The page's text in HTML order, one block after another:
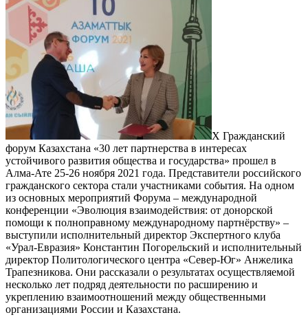
Х Гражданский
форум Казахстана «30 лет партнерства в интересах
устойчивого развития общества и государства» прошел в
Алма-Ате 25-26 ноября 2021 года. Представители российского
гражданского сектора стали участниками события. На одном
из основных мероприятий Форума – международной
конференции «Эволюция взаимодействия: от донорской
помощи к полноправному международному партнёрству» –
выступили исполнительный директор Экспертного клуба
«Урал-Евразия» Константин Погорельский и исполнительный
директор Политологического центра «Север-Юг» Анжелика
Трапезникова. Они рассказали о результатах осуществляемой
несколько лет подряд деятельности по расширению и
укреплению взаимоотношений между общественными
организациями России и Казахстана.